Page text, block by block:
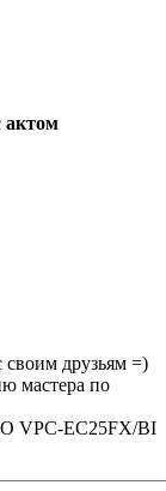
актом
своим друзьям =)
мастера по
VPC-EC25FX/BI